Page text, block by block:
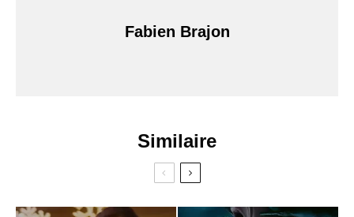
Fabien Brajon
Similaire